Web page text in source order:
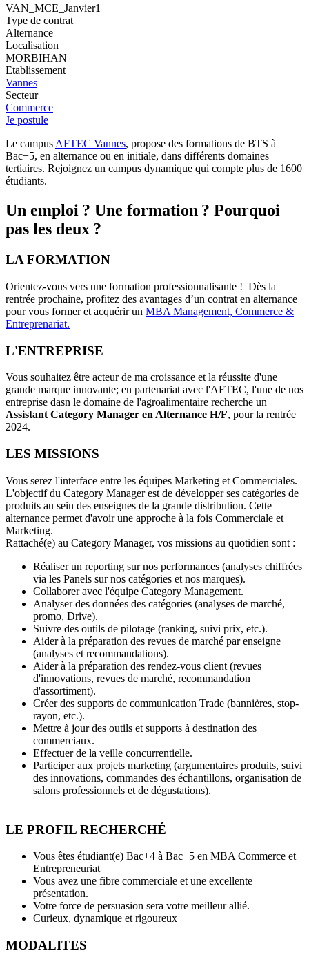
VAN_MCE_Janvier1
Type de contrat
Alternance
Localisation
MORBIHAN
Etablissement
Vannes
Secteur
Commerce
Je postule
Le campusAFTEC Vannes, propose des formations de BTS à
Bac+5, en alternance ou en initiale, dans différents domaines
tertiaires. Rejoignez un campus dynamique qui compte plus de 1600
étudiants.
Un emploi ? Une formation ? Pourquoi
pas les deux ?
LA FORMATION
Orientez-vous vers une formation professionnalisante ! Dès la
rentrée prochaine, profitez des avantages d’un contrat en alternance
pour vous former et acquérir un MBA Management, Commerce &
Entreprenariat.
L'ENTREPRISE
Vous souhaitez être acteur de ma croissance et la réussite d'une
grande marque innovante; en partenariat avec l'AFTEC, l'une de nos
entreprise dasn le domaine de l'agroalimentaire recherche un
Assistant Category Manager en Alternance H/F, pour la rentrée
2024.
LES MISSIONS
Vous serez l'interface entre les équipes Marketing et Commerciales.
L'objectif du Category Manager est de développer ses catégories de
produits au sein des enseignes de la grande distribution. Cette
alternance permet d'avoir une approche à la fois Commerciale et
Marketing.
Rattaché(e) au Category Manager, vos missions au quotidien sont :
Réaliser un reporting sur nos performances (analyses chiffrées
via les Panels sur nos catégories et nos marques).
Collaborer avec l'équipe Category Management.
Analyser des données des catégories (analyses de marché,
promo, Drive).
Suivre des outils de pilotage (ranking, suivi prix, etc.).
Aider à la préparation des revues de marché par enseigne
(analyses et recommandations).
Aider à la préparation des rendez-vous client (revues
d'innovations, revues de marché, recommandation
d'assortiment).
Créer des supports de communication Trade (bannières, stop-
rayon, etc.).
Mettre à jour des outils et supports à destination des
commerciaux.
Effectuer de la veille concurrentielle.
Participer aux projets marketing (argumentaires produits, suivi
des innovations, commandes des échantillons, organisation de
salons professionnels et de dégustations).
LE PROFIL RECHERCHÉ
Vous êtes étudiant(e) Bac+4 à Bac+5 en MBA Commerce et
Entrepreneuriat
Vous avez une fibre commerciale et une excellente
présentation.
Votre force de persuasion sera votre meilleur allié.
Curieux, dynamique et rigoureux
MODALITES